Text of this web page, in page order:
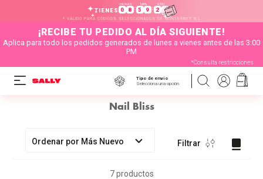
TIENES
HORAS
0 8 :
MIN
5 9 :
SEG
2 7
* VÁLIDO PARA CÓDIGOS SELECCIONADOS DE MONTERREY N.L
¡RECIBE TU PEDIDO AL DÍA SIGUIENTE!
Aplica para todo los pedidos generados de lunes a vienes antes de las 3:00
PM
*Consulta restricciones
Tipo de envío
Selecciona una opción
Nail Bliss
Ordenar por Más Nuevo Filtrar
7productos